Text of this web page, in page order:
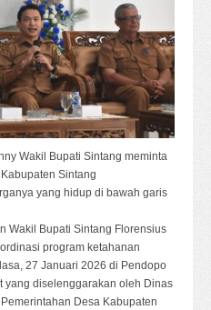
Wakil Bupati Sintang meminta
Sintang
yang hidup di bawah garis
Wakil Bupati Sintang Florensius
program ketahanan
27 Januari 2026 di Pendopo
yang diselenggarakan oleh Dinas
Desa Kabupaten